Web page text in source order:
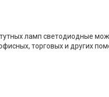
ламп светодиодные
торговых и других